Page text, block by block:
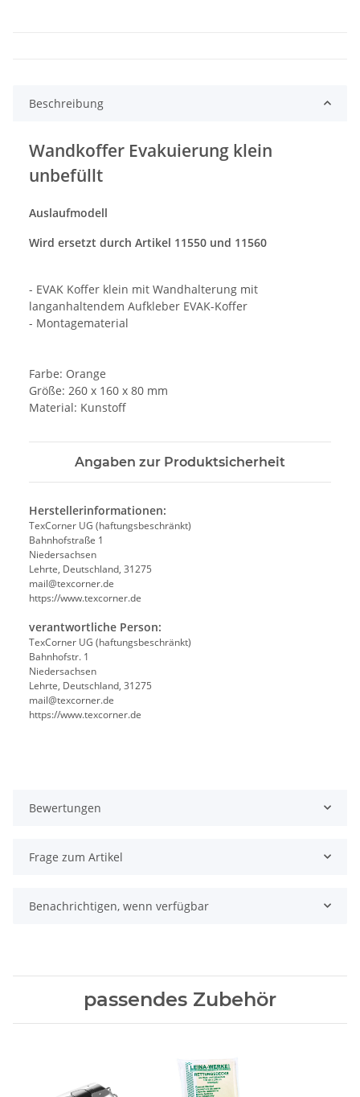
Beschreibung
Wandkoffer Evakuierung klein
unbefüllt
Auslaufmodell
Wird ersetzt durch Artikel 11550 und 11560
- EVAK Koffer klein mit Wandhalterung mit
langanhaltendem Aufkleber EVAK-Koffer
- Montagematerial
Farbe: Orange
Größe: 260 x 160 x 80 mm
Material: Kunstoff
Angaben zur Produktsicherheit
Herstellerinformationen:
TexCorner UG (haftungsbeschränkt)
Bahnhofstraße 1
Niedersachsen
Lehrte, Deutschland, 31275
mail@texcorner.de
https://www.texcorner.de
verantwortliche Person:
TexCorner UG (haftungsbeschränkt)
Bahnhofstr. 1
Niedersachsen
Lehrte, Deutschland, 31275
mail@texcorner.de
https://www.texcorner.de
Bewertungen
Frage zum Artikel
Benachrichtigen, wenn verfügbar
passendes Zubehör